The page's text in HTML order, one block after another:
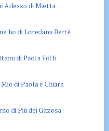
Adesso di Mietta
ho di Loredana Bertè
di Paola Folli
di Paola e Chiara
di Più dei Gazosa